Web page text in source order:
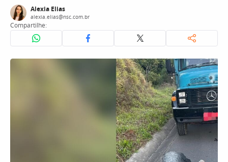
Alexia Elias
alexia.elias@nsc.com.br
Compartilhe: